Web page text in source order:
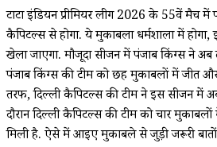
टाटा इंडियन प्रीमियर लीग 2026 के 55वें मैच में
कैपिटल्स से होगा. ये मुकाबला धर्मशाला में
खेला जाएगा. मौजूदा सीजन में पंजाब किंग्स ने
पंजाब किंग्स की टीम को छह मुकाबलों में जीत
तरफ, दिल्ली कैपिटल्स की टीम ने इस सीजन
दौरान दिल्ली कैपिटल्स की टीम को चार
मिली है. ऐसे में आइए मुकाबले से जुड़ी जरूरी